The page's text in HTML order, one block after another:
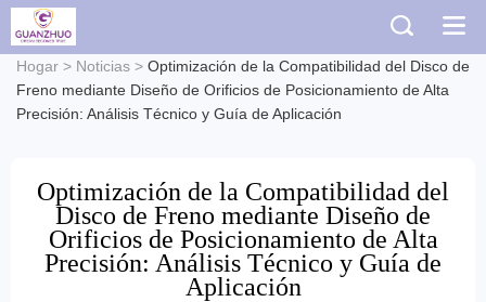
Hogar > Noticias > Optimización de la Compatibilidad del Disco de
Freno mediante Diseño de Orificios de Posicionamiento de Alta
Precisión: Análisis Técnico y Guía de Aplicación
Optimización de la Compatibilidad del
Disco de Freno mediante Diseño de
Orificios de Posicionamiento de Alta
Precisión: Análisis Técnico y Guía de
Aplicación